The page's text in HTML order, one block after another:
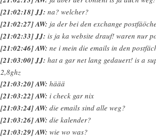
[21:02:18] JJ: na? welcher?
[21:02:27] AW: ja der bei den exchange
[21:02:33] JJ: is ja ka website drauf! waren nur
[21:02:46] AW: ne i mein die emails in den
[21:03:00] JJ: hat a gar net lang gedauert! is a
2,8ghz
[21:03:20] AW: häää
[21:03:22] AW: i check gar nix
[21:03:24] AW: die emails sind alle weg?
[21:03:26] AW: die kalender?
[21:03:29] AW: wie wo was?